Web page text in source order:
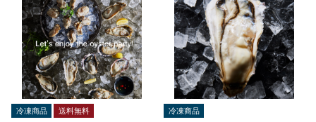
冷凍商品 送料無料 冷凍商品